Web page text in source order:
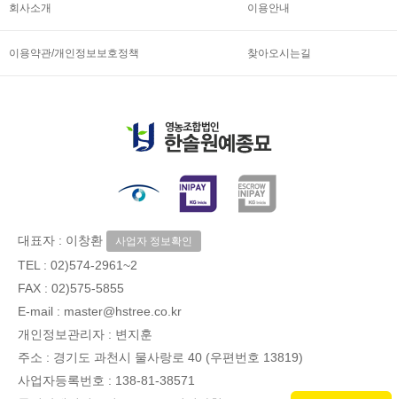
회사소개 이용안내
이용약관/개인정보보호정책 찾아오시는길
대표자 : 이창환 사업자 정보확인
TEL : 02)574-2961~2
FAX : 02)575-5855
E-mail : master@hstree.co.kr
개인정보관리자 : 변지훈
주소 : 경기도 과천시 물사랑로 40 (우편번호 13819)
사업자등록번호 : 138-81-38571